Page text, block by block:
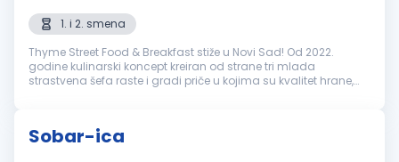
1. i 2. smena
Thyme Street Food & Breakfast stiže u Novi Sad! Od 2022.
godine kulinarski koncept kreiran od strane tri mlada
strastvena šefa raste i gradi priče u kojima su kvalitet hrane,
Sobar-ica